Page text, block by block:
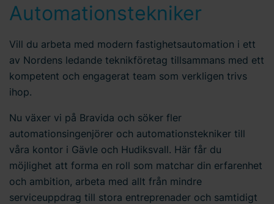
Automationstekniker
Vill du arbeta med modern fastighetsautomation i ett
av Nordens ledande teknikföretag tillsammans med ett
kompetent och engagerat team som verkligen trivs
ihop.
Nu växer vi på Bravida och söker fler
automationsingenjörer och automationstekniker till
våra kontor i Gävle och Hudiksvall. Här får du
möjlighet att forma en roll som matchar din erfarenhet
och ambition, arbeta med allt från mindre
serviceuppdrag till stora entreprenader och samtidigt